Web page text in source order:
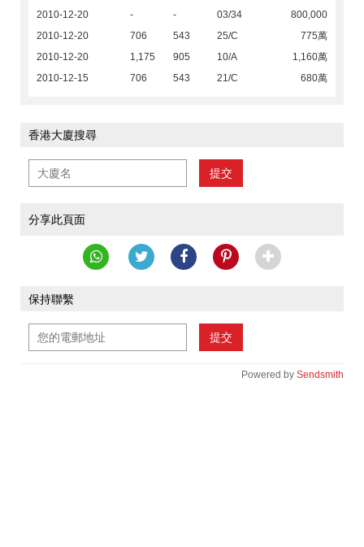
2010-12-20
- - 03/34
800,000
2010-12-20
706 543 25/C
775萬
2010-12-20
1,175 905 10/A
1,160萬
2010-12-15
706 543 21/C 680萬
香港大廈搜尋
提交
分享此頁面
保持聯繫
提交
Powered by Sendsmith